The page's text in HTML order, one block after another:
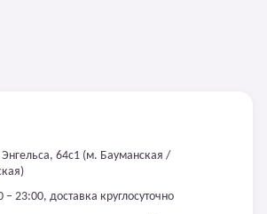
64с1 (м. Бауманская /
– 23:00, доставка круглосуточно